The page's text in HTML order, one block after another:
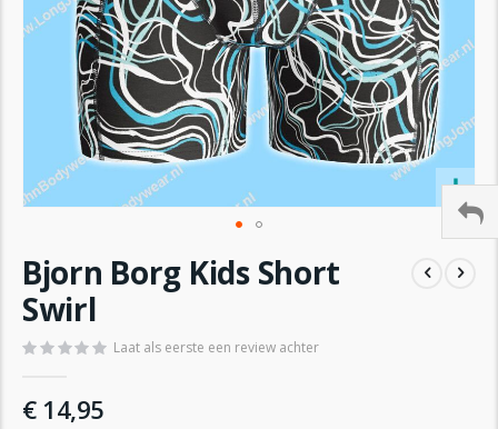
naar
het
begin
de
gallerij
Bjorn Borg Kids Short
Swirl
Laat als eerste een review achter
€ 14,95